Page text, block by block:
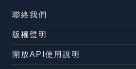
聯絡我們
版權聲明
開放API使用說明